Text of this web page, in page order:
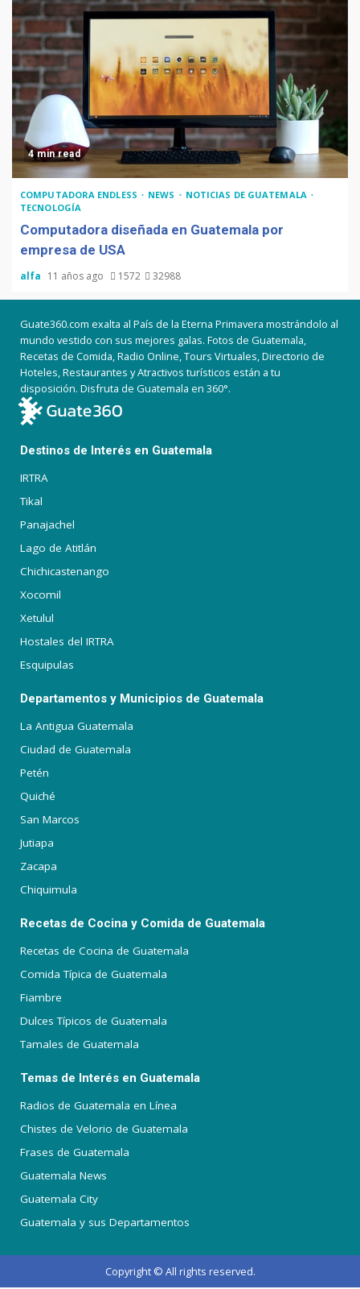
4 min read
COMPUTADORA ENDLESS NEWS
NOTICIAS DE GUATEMALA
TECNOLOGÍA
Computadora diseñada en Guatemala por
empresa de USA
alfa 11 años ago 1572 32988
Guate360.com exalta al País de la Eterna Primavera mostrándolo al
mundo vestido con sus mejores galas. Fotos de Guatemala,
Recetas de Comida, Radio Online, Tours Virtuales, Directorio de
Hoteles, Restaurantes y Atractivos turísticos están a tu
disposición. Disfruta de Guatemala en 360°.
Destinos de Interés en Guatemala
IRTRA
Tikal
Panajachel
Lago de Atitlán
Chichicastenango
Xocomil
Xetulul
Hostales del IRTRA
Esquipulas
Departamentos y Municipios de Guatemala
La Antigua Guatemala
Ciudad de Guatemala
Petén
Quiché
San Marcos
Jutiapa
Zacapa
Chiquimula
Recetas de Cocina y Comida de Guatemala
Recetas de Cocina de Guatemala
Comida Típica de Guatemala
Fiambre
Dulces Típicos de Guatemala
Tamales de Guatemala
Temas de Interés en Guatemala
Radios de Guatemala en Línea
Chistes de Velorio de Guatemala
Frases de Guatemala
Guatemala News
Guatemala City
Guatemala y sus Departamentos
Copyright © All rights reserved.